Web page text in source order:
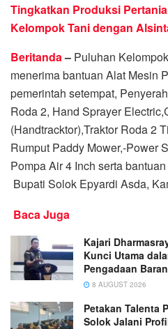
Tingkatkan Produksi
Kelompok Tani dengan
Beritanda– Puluhan
menerima bantuan Alat Mesin
pemerintah setempat,
Roda 2, Hand Sprayer
(Handtracktor),Traktor Roda 2
Rumput Paddy Mower,-Power
Pompa Air 4 Inch serta
Bupati Solok Epyardi Asda,
Baca Juga
Kajari
Kunci Utama
Pengadaan
8 AUGUST 2026
Petakan Talenta
Solok Jalani